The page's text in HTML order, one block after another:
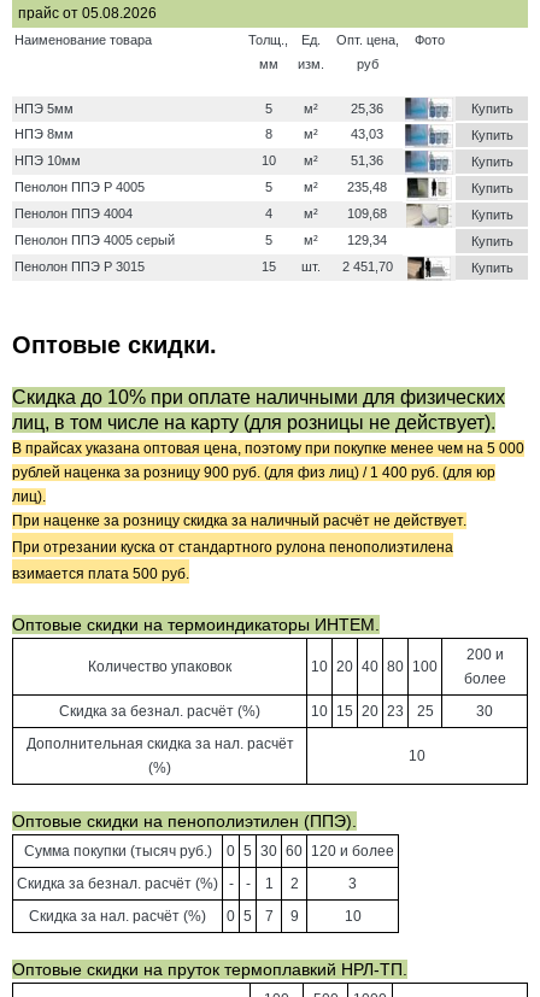
прайс от 05.08.2026
Наименование товара
Толщ.,
мм
Ед.
изм.
Опт. цена,
руб
Фото
НПЭ 5мм 5 м² 25,36
Купить
НПЭ 8мм
8 м² 43,03
Купить
НПЭ 10мм
10 м² 51,36
Купить
Пенолон ППЭ Р 4005
5 м² 235,48
Купить
Пенолон ППЭ 4004
4 м² 109,68
Купить
Пенолон ППЭ 4005 серый
5 м² 129,34
Купить
Пенолон ППЭ Р 3015
15 шт. 2 451,70 Купить
Оптовые скидки.
Скидка до 10% при оплате наличными для физических
лиц, в том числе на карту (для розницы не действует).
В прайсах указана оптовая цена, поэтому при покупке менее чем на 5 000
рублей наценка за розницу 900 руб. (для физ лиц) / 1 400 руб. (для юр
лиц).
При наценке за розницу скидка за наличный расчёт не действует.
При отрезании куска от стандартного рулона пенополиэтилена
взимается плата 500 руб.
Оптовые скидки на термоиндикаторы ИНТЕМ.
Количество упаковок 10 20 40 80 100
200 и
более
Скидка за безнал. расчёт (%)
10 15 20 23 25
30
Дополнительная скидка за нал. расчёт
(%)
10
Оптовые скидки на пенополиэтилен (ППЭ).
Сумма покупки (тысяч руб.) 0 5 30 60 120 и более
Скидка за безнал. расчёт (%)
- - 1 2
3
Скидка за нал. расчёт (%)
0 5 7 9 10
Оптовые скидки на пруток термоплавкий НРЛ-ТП.